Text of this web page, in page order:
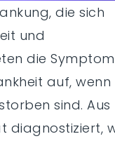
die sich
und
die
auf, wenn
sind. Aus
diagnostiziert,